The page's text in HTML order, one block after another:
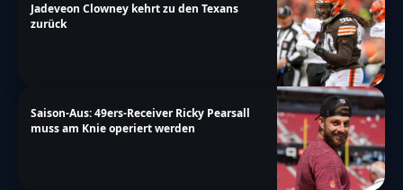
Jadeveon Clowney kehrt zu den Texans
zurück
Saison-Aus: 49ers-Receiver Ricky Pearsall
muss am Knie operiert werden